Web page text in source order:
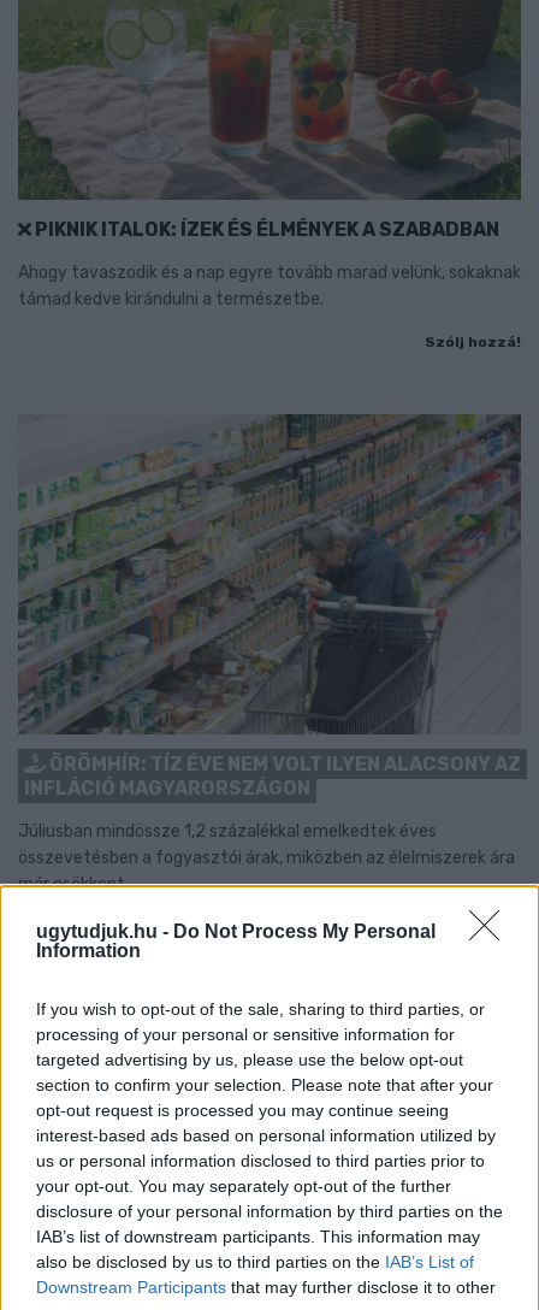
ugytudjuk.hu - Do Not Process My Personal
Information
If you wish to opt-out of the sale, sharing to third parties, or
processing of your personal or sensitive information for
targeted advertising by us, please use the below opt-out
section to confirm your selection. Please note that after your
opt-out request is processed you may continue seeing
interest-based ads based on personal information utilized by
us or personal information disclosed to third parties prior to
your opt-out. You may separately opt-out of the further
disclosure of your personal information by third parties on the
IAB’s list of downstream participants. This information may
also be disclosed by us to third parties on the IAB’s List of
Downstream Participants that may further disclose it to other
PIKNIK ITALOK: ÍZEK ÉS ÉLMÉNYEK A SZABADBAN
Ahogy tavaszodik és a nap egyre tovább marad velünk, sokaknak
támad kedve kirándulni a természetbe.
Szólj hozzá!
ÖRÖMHÍR: TÍZ ÉVE NEM VOLT ILYEN ALACSONY AZ
INFLÁCIÓ MAGYARORSZÁGON
Júliusban mindössze 1,2 százalékkal emelkedtek éves
összevetésben a fogyasztói árak, miközben az élelmiszerek ára
már csökkent.
Szólj hozzá!